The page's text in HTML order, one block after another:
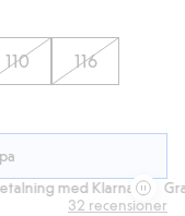
110 116
med Klarna.
32 recensioner